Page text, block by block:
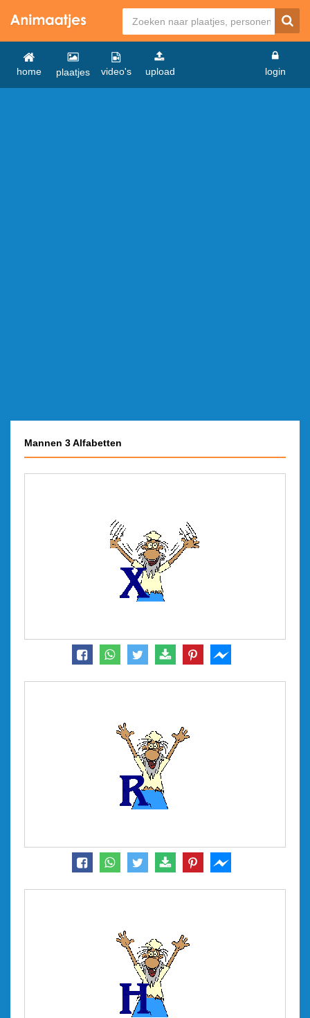
home plaatjes video's upload login
Mannen 3 Alfabetten